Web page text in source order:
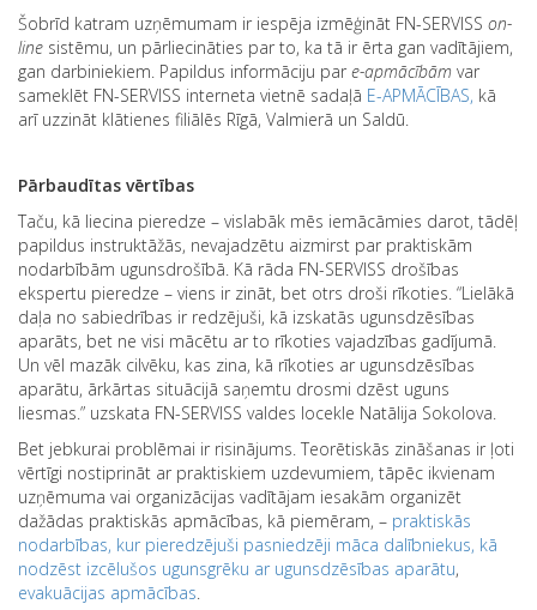
Šobrīd katram uzņēmumam ir iespēja izmēģināt FN-SERVISS on-
line sistēmu, un pārliecināties par to, ka tā ir ērta gan vadītājiem,
gan darbiniekiem. Papildus informāciju par e-apmācībām var
sameklēt FN-SERVISS interneta vietnē sadaļā E-APMĀCĪBAS, kā
arī uzzināt klātienes filiālēs Rīgā, Valmierā un Saldū.
Pārbaudītas vērtības
Taču, kā liecina pieredze – vislabāk mēs iemācāmies darot, tādēļ
papildus instruktāžās, nevajadzētu aizmirst par praktiskām
nodarbībām ugunsdrošībā. Kā rāda FN-SERVISS drošības
ekspertu pieredze – viens ir zināt, bet otrs droši rīkoties. “Lielākā
daļa no sabiedrības ir redzējuši, kā izskatās ugunsdzēsības
aparāts, bet ne visi mācētu ar to rīkoties vajadzības gadījumā.
Un vēl mazāk cilvēku, kas zina, kā rīkoties ar ugunsdzēsības
aparātu, ārkārtas situācijā saņemtu drosmi dzēst uguns
liesmas.” uzskata FN-SERVISS valdes locekle Natālija Sokolova.
Bet jebkurai problēmai ir risinājums. Teorētiskās zināšanas ir ļoti
vērtīgi nostiprināt ar praktiskiem uzdevumiem, tāpēc ikvienam
uzņēmuma vai organizācijas vadītājam iesakām organizēt
dažādas praktiskās apmācības, kā piemēram, – praktiskās
nodarbības, kur pieredzējuši pasniedzēji māca dalībniekus, kā
nodzēst izcēlušos ugunsgrēku ar ugunsdzēsības aparātu,
evakuācijas apmācības